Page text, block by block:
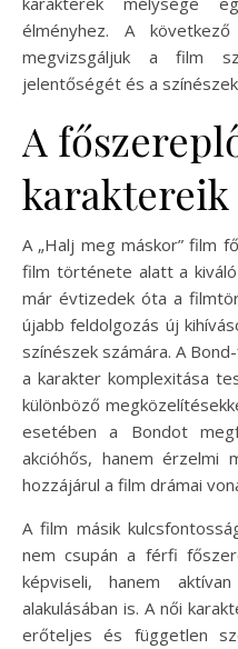
élményhez. A következő
megvizsgáljuk a film
jelentőségét és a
A
karaktereik
A „Halj meg máskor” film
film története alatt a
már évtizedek óta a
újabb feldolgozás új
színészek számára. A
a karakter komplexitása
különböző
esetében a Bondot
akcióhős, hanem érzelmi
hozzájárul a film drámai
A film másik
nem csupán a férfi
képviseli, hanem
alakulásában is. A női
erőteljes és független